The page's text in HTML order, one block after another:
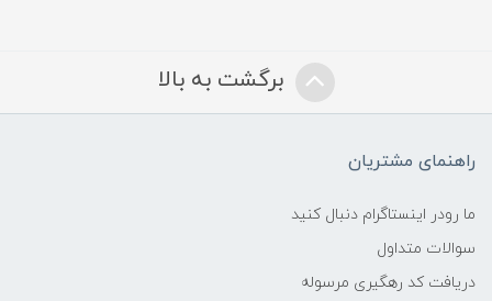
برگشت به بالا
راهنمای مشتریان
ما رودر اینستاگرام دنبال کنید
سوالات متداول
دریافت کد رهگیری مرسوله